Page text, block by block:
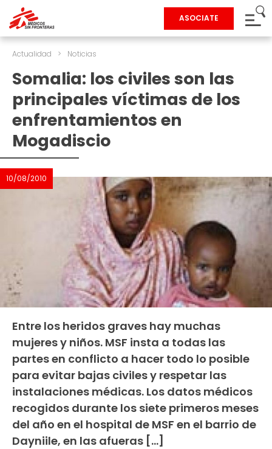
ASOCIATE
Actualidad > Noticias
Somalia: los civiles son las
principales víctimas de los
enfrentamientos en
Mogadiscio
10/08/2010
Entre los heridos graves hay muchas
mujeres y niños. MSF insta a todas las
partes en conflicto a hacer todo lo posible
para evitar bajas civiles y respetar las
instalaciones médicas. Los datos médicos
recogidos durante los siete primeros meses
del año en el hospital de MSF en el barrio de
Dayniile, en las afueras […]